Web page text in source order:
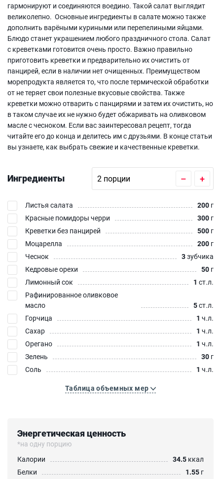
гармонируют и соединяются воедино. Такой салат выглядит
великолепно. Основные ингредиенты в салате можно также
дополнить варёными куриными или перепелиными яйцами.
Блюдо станет украшением любого праздничного стола. Салат
с креветками готовится очень просто. Важно правильно
приготовить креветки и предварительно их очистить от
панцирей, если в наличии нет очищенных. Преимуществом
морепродукта является то, что после термической обработки
от не теряет свои полезные вкусовые свойства. Также
креветки можно отварить с панцирями и затем их очистить, но
в таком случае их не нужно будет обжаривать на оливковом
масле с чесноком. Если вас заинтересовал рецепт, тогда
читайте его до конца и делитесь им с друзьями. В конце статьи
вы узнаете, как выбрать свежие и качественные креветки.
Ингредиенты – +
Листья салата 200 г
Красные помидоры черри
300 г
Креветки без панцирей
500 г
Моцарелла
200 г
Чеснок
3зубчика
Кедровые орехи
50 г
Лимонный сок
1 ст.л.
Рафинированное оливковое
масло
5ст.л.
Горчица
1 ч.л.
Сахар
1 ч.л.
Орегано
1 ч.л.
Зелень
30 г
Соль
1 ч.л.
Таблица объемных мер
Энергетическая ценность
*на одну порцию
Калории
34.5 ккал
Белки
1.55 г